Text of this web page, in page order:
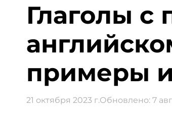
Глаголы с
примеры
21 октября 2023 г.Обновлено: 7